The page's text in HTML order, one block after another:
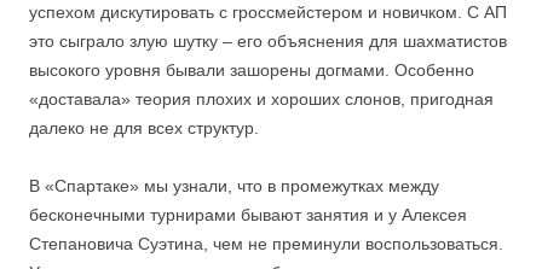
успехом дискутировать с гроссмейстером и новичком. С АП
это сыграло злую шутку – его объяснения для шахматистов
высокого уровня бывали зашорены догмами. Особенно
«доставала» теория плохих и хороших слонов, пригодная
далеко не для всех структур.
В «Спартаке» мы узнали, что в промежутках между
бесконечными турнирами бывают занятия и у Алексея
Степановича Суэтина, чем не преминули воспользоваться.